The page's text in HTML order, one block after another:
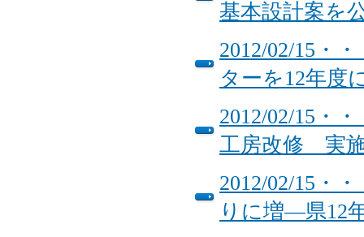
基本設計案を
2012/02/15・
ターを12年度
2012/02/15・
工房改修 実
2012/02/15・
りに増―県12